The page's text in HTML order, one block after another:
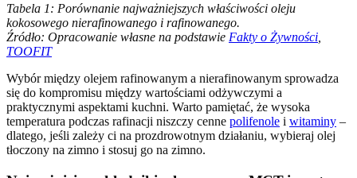
Tabela 1: Porównanie najważniejszych właściwości oleju
kokosowego nierafinowanego i rafinowanego.
Źródło: Opracowanie własne na podstawie Fakty o Żywności
TOOFIT
Wybór między olejem rafinowanym a nierafinowanym sprowadza
się do kompromisu między wartościami odżywczymi a
praktycznymi aspektami kuchni. Warto pamiętać, że wysoka
temperatura podczas rafinacji niszczy cenne polifenole i witaminy –
dlatego, jeśli zależy ci na prozdrowotnym działaniu, wybieraj olej
tłoczony na zimno i stosuj go na zimno.